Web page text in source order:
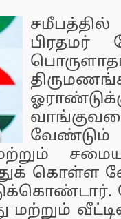
பிரதமர்
கொள்ள
மற்றும்